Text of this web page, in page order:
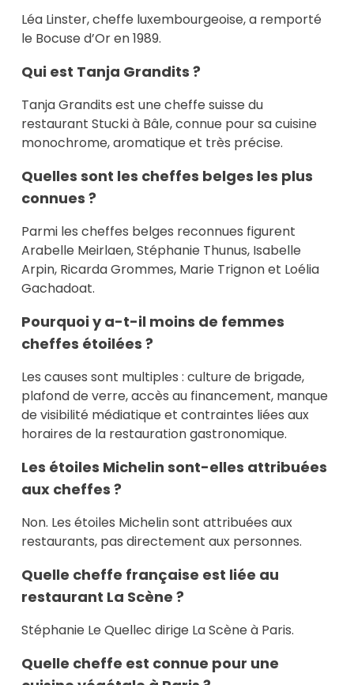
Léa Linster, cheffe luxembourgeoise, a remporté
le Bocuse d’Or en 1989.
Qui est Tanja Grandits ?
Tanja Grandits est une cheffe suisse du
restaurant Stucki à Bâle, connue pour sa cuisine
monochrome, aromatique et très précise.
Quelles sont les cheffes belges les plus
connues ?
Parmi les cheffes belges reconnues figurent
Arabelle Meirlaen, Stéphanie Thunus, Isabelle
Arpin, Ricarda Grommes, Marie Trignon et Loélia
Gachadoat.
Pourquoi y a-t-il moins de femmes
cheffes étoilées ?
Les causes sont multiples : culture de brigade,
plafond de verre, accès au financement, manque
de visibilité médiatique et contraintes liées aux
horaires de la restauration gastronomique.
Les étoiles Michelin sont-elles attribuées
aux cheffes ?
Non. Les étoiles Michelin sont attribuées aux
restaurants, pas directement aux personnes.
Quelle cheffe française est liée au
restaurant La Scène ?
Stéphanie Le Quellec dirige La Scène à Paris.
Quelle cheffe est connue pour une